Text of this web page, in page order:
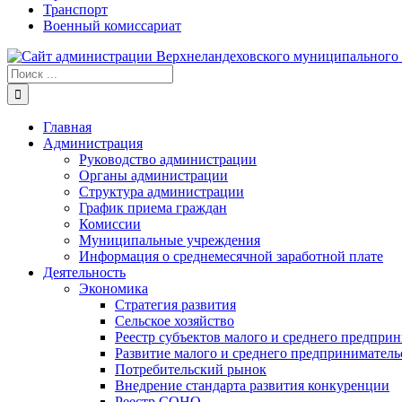
Транспорт
Военный комиссариат
Результат
поиска:
Главная
Администрация
Руководство администрации
Органы администрации
Структура администрации
График приема граждан
Комиссии
Муниципальные учреждения
Информация о среднемесячной заработной плате
Деятельность
Экономика
Стратегия развития
Сельское хозяйство
Реестр субъектов малого и среднего
Развитие малого и среднего
Потребительский рынок
Внедрение стандарта развития конкуренции